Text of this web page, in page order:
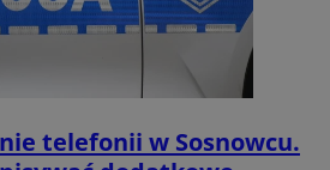
telefonii w Sosnowcu.